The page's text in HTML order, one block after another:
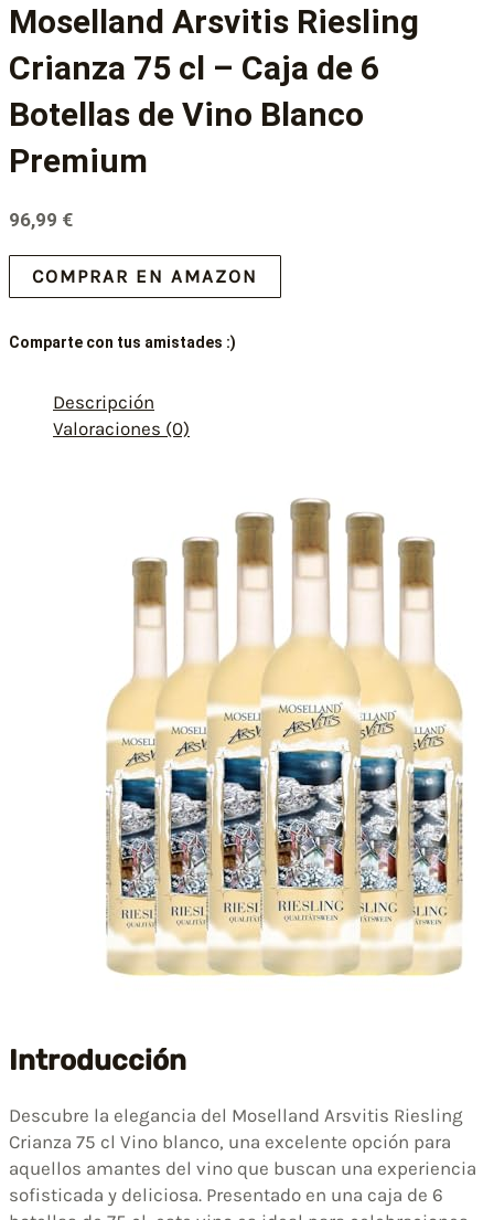
Moselland Arsvitis Riesling
Crianza 75 cl – Caja de 6
Botellas de Vino Blanco
Premium
96,99 €
COMPRAR EN AMAZON
Comparte con tus amistades :)
Descripción
Valoraciones (0)
Introducción
Descubre la elegancia del Moselland Arsvitis Riesling
Crianza 75 cl Vino blanco, una excelente opción para
aquellos amantes del vino que buscan una experiencia
sofisticada y deliciosa. Presentado en una caja de 6